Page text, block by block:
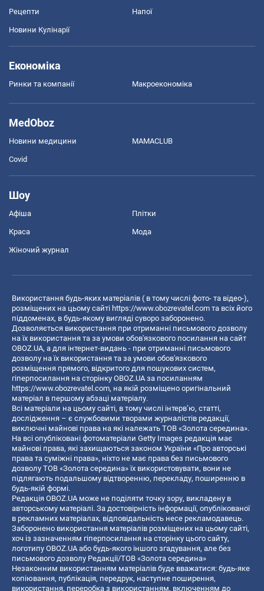
Рецепти Напої
Новини Кулінарії
Економіка
Ринки та компанії Макроекономіка
MedOboz
Новини медицини MAMACLUB
Covid
Шоу
Афіша Плітки
Краса Мода
Жіночий журнал
Використання будь-яких матеріалів ( в тому числі фото- та відео-),
розміщених на цьому сайті https://www.obozrevatel.com та всіх його
піддоменах, в будь-якому вигляді суворо заборонено.
Дозволяється використання при отриманні письмового дозволу
на їх використання та за умови обов'язкового посилання на сайт
OBOZ.UA, а для інтернет-видань - при отриманні письмового
дозволу на їх використання та за умови обов'язкового
розміщення прямого, відкритого для пошукових систем,
гіперпосилання на сторінку OBOZ.UA за посиланням
https://www.obozrevatel.com, на якій розміщено оригінальний
матеріал в першому абзаці матеріалу.
Всі матеріали на цьому сайті, в тому числі інтерв’ю, статті,
дослідження – є службовими творами журналістів редакції,
виключні майнові права на які належать ТОВ «Золота середина».
На всі опубліковані фотоматеріали Getty Images редакція має
майнові права, які захищаються законом України «Про авторські
права та суміжні права», ніхто не має права без письмового
дозволу ТОВ «Золота середина» їх використовувати, вони не
підлягають подальшому відтворенню, перекладу, поширенню в
будь-якій формі.
Редакція OBOZ.UA може не поділяти точку зору, викладену в
авторському матеріалі. За достовірність інформації, опублікованої
в рекламних матеріалах, відповідальність несе рекламодавець.
Заборонено використання матеріалів розміщених на цьому сайті,
хоч із зазначенням гіперпосилання на сторінку цього сайту,
логотипу OBOZ.UA або будь-якого іншого згадування, але без
письмового дозволу Редакції/ТОВ «Золота середина»
Незаконним використанням матеріалів буде вважатися: будь-яке
копiювання, публiкацiя, передрук, наступне поширення,
використання, переробка з використанням, включенням до